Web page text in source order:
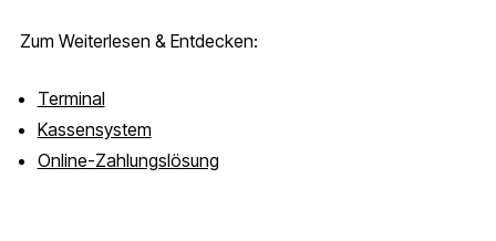
Zum Weiterlesen & Entdecken:
Terminal
Kassensystem
Online-Zahlungslösung